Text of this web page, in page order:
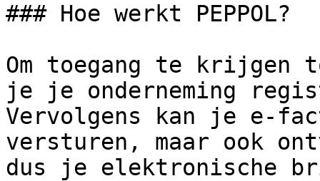
### Hoe werkt PEPPOL?
Om toegang te krijgen
je je onderneming
Vervolgens kan je e-
versturen, maar ook
dus je elektronische